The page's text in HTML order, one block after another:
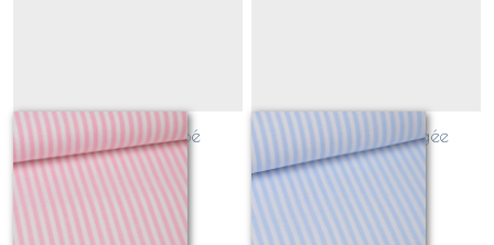
rayures rose bébé
Sur demande
rayures bleu dragée
Sur demande